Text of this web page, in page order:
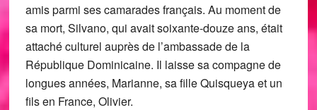
amis parmi ses camarades français. Au moment de
sa mort, Silvano, qui avait soixante-douze ans, était
attaché culturel auprès de l’ambassade de la
République Dominicaine. Il laisse sa compagne de
longues années, Marianne, sa fille Quisqueya et un
fils en France, Olivier.